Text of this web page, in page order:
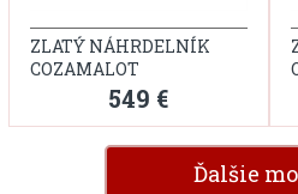
ZLATÝ NÁHRDELNÍK
COZAMALOT
549 €
Ďalšie